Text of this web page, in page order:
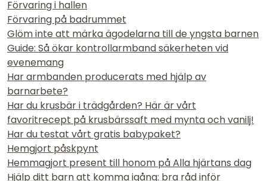
Förvaring i hallen
Förvaring på badrummet
Glöm inte att märka ägodelarna till de yngsta barnen
Guide: Så ökar kontrollarmband säkerheten vid
evenemang
Har armbanden producerats med hjälp av
barnarbete?
Har du krusbär i trädgården? Här är vårt
favoritrecept på krusbärssaft med mynta och vanilj!
Har du testat vårt gratis babypaket?
Hemgjort påskpynt
Hemmagjort present till honom på Alla hjärtans dag
Hjälp ditt barn att komma igång: bra råd inför